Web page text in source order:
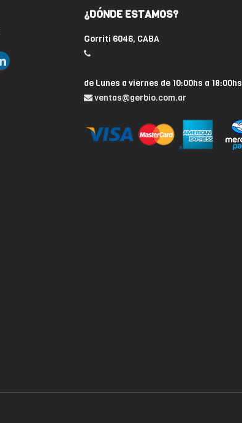
¿DÓNDE ESTAMOS?
Gorriti 6046, CABA
de Lunes a viernes de 10:00hs a 18:00hs
ventas@gerbio.com.ar